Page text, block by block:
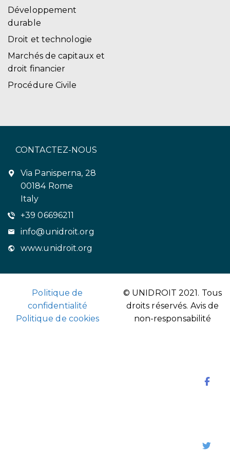
Développement
durable
Droit et technologie
Marchés de capitaux et
droit financier
Procédure Civile
CONTACTEZ-NOUS
Via Panisperna, 28
00184 Rome
Italy
+39 06696211
info@unidroit.org
www.unidroit.org
Politique de
confidentialité
Politique de cookies
© UNIDROIT 2021. Tous
droits réservés. Avis de
non-responsabilité